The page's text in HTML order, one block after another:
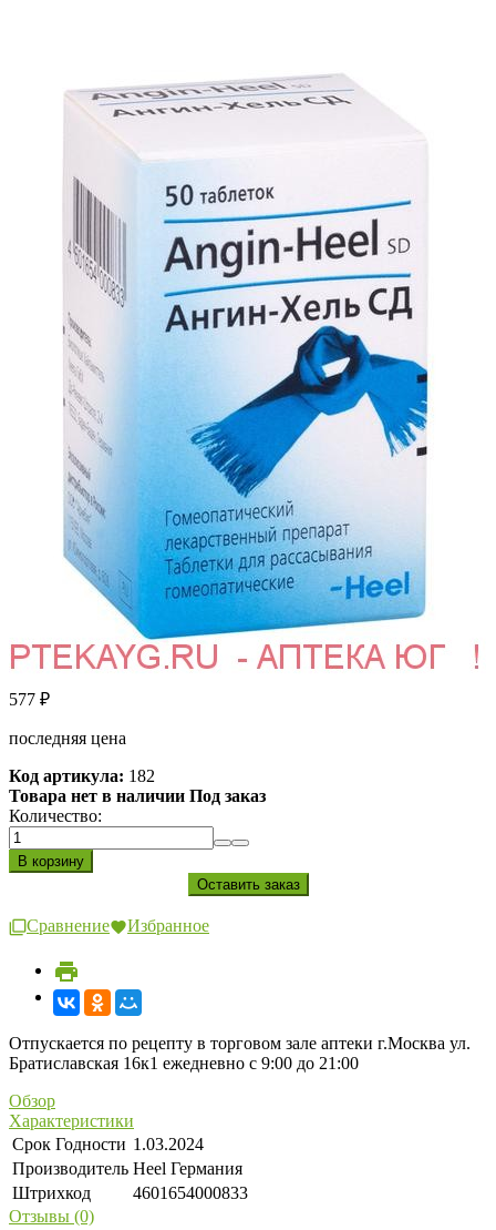
577 ₽
последняя цена
Код артикула: 182
Товара нет в наличии Под заказ
Количество:
Сравнение Избранное
Отпускается по рецепту в торговом зале аптеки г.Москва ул.
Братиславская 16к1 ежедневно с 9:00 до 21:00
Обзор
Характеристики
Срок Годности 1.03.2024
Производитель Heel Германия
Штрихкод
4601654000833
Отзывы (0)